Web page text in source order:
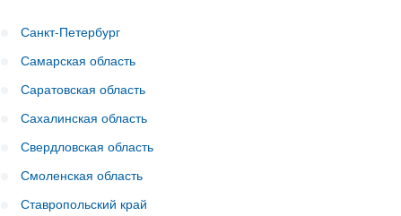
Санкт-Петербург
Самарская область
Саратовская область
Сахалинская область
Свердловская область
Смоленская область
Ставропольский край